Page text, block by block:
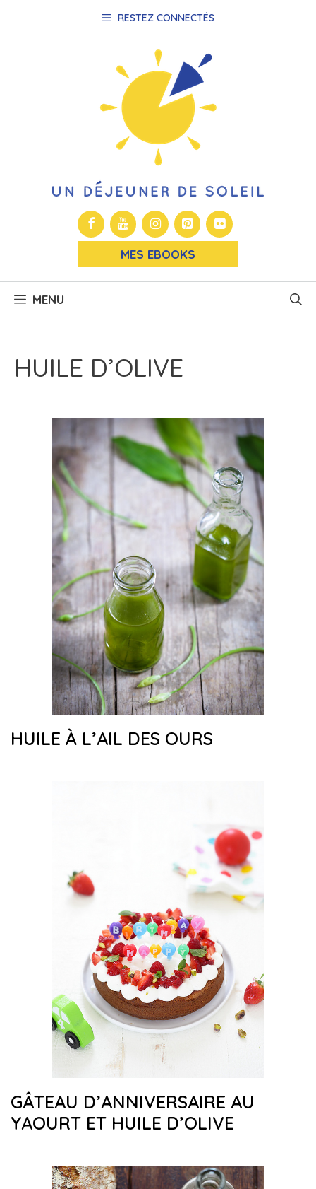
RESTEZ CONNECTÉS
MES EBOOKS
MENU
HUILE D’OLIVE
HUILE À L’AIL DES OURS
GÂTEAU D’ANNIVERSAIRE AU
YAOURT ET HUILE D’OLIVE